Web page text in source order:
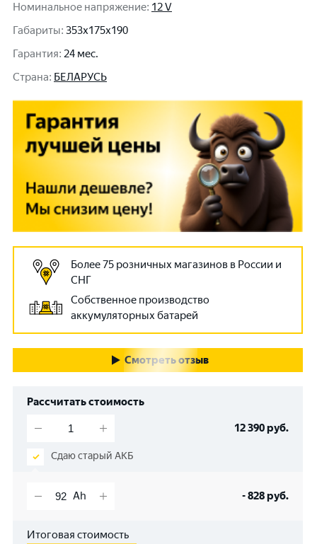
Номинальное напряжение: 12 V
Габариты: 353x175x190
Гарантия: 24 мес.
Cтрана: БЕЛАРУСЬ
Более 75 розничных магазинов в России и
СНГ
Собственное производство
аккумуляторных батарей
Смотреть отзыв
Рассчитать стоимость
12 390руб.
Сдаю старый АКБ
-828руб.
Итоговая стоимость